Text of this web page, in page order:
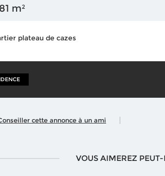
m²
plateau de cazes
cette annonce à un ami
VOUS AIMEREZ PEUT-